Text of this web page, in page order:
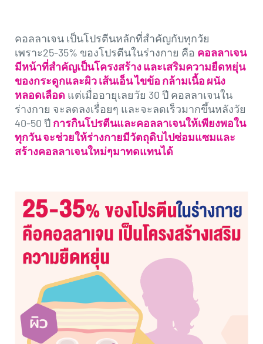
การลงทุนและหุ้นส่วนทางธุรกิจของเรา
Contact
revamp
ติดต่อเรา
Social
revamp
v2
เปลี่ยนโหมดหน้าจอ
คอลลาเจน เป็นโปรตีนหลักที่สำคัญกับทุกวัย
เพราะ25-35% ของโปรตีนในร่างกาย คือ คอลลาเจน
มีหน้าที่สำคัญเป็นโครงสร้าง และเสริมความยืดหยุ่น
ของกระดูกและผิว เส้นเอ็น ไขข้อ กล้ามเนื้อ ผนัง
หลอดเลือด แต่เมื่ออายุเลยวัย 30 ปี คอลลาเจนใน
ร่างกาย จะลดลงเรื่อยๆ และจะลดเร็วมากขึ้นหลังวัย
40-50 ปี การกินโปรตีนและคอลลาเจนให้เพียงพอใน
ทุกวัน จะช่วยให้ร่างกายมีวัตถุดิบไปซ่อมแซมและ
สร้างคอลลาเจนใหม่ๆมาทดแทนได้